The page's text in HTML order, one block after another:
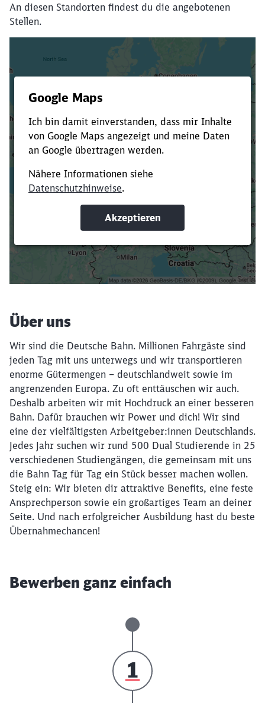
An diesen Standorten findest du die angebotenen
Stellen.
Verkürze die Ladezeit, indem du Suchbegriffe
oder Filter hinzufügst.
Suchbegriffe eingeben
Filter setzen
Über uns
Wir sind die Deutsche Bahn. Millionen Fahrgäste sind
jeden Tag mit uns unterwegs und wir transportieren
enorme Gütermengen – deutschlandweit sowie im
angrenzenden Europa. Zu oft enttäuschen wir auch.
Deshalb arbeiten wir mit Hochdruck an einer besseren
Bahn. Dafür brauchen wir Power und dich! Wir sind
eine der vielfältigsten Arbeitgeber:innen Deutschlands.
Jedes Jahr suchen wir rund 500 Dual Studierende in 25
verschiedenen Studiengängen, die gemeinsam mit uns
die Bahn Tag für Tag ein Stück besser machen wollen.
Steig ein: Wir bieten dir attraktive Benefits, eine feste
Ansprechperson sowie ein großartiges Team an deiner
Seite. Und nach erfolgreicher Ausbildung hast du beste
Übernahmechancen!
Bewerben ganz einfach